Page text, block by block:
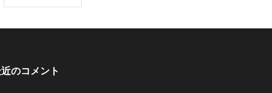
のコメント